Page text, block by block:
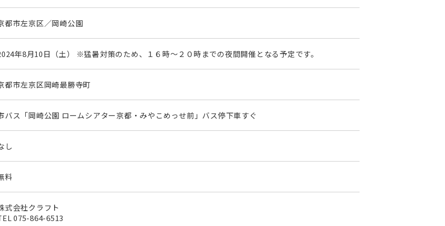
都市左京区／岡崎公園
年8月10日（土） ※猛暑対策のため、１６時～２０時までの夜間開催となる予定です。
都市左京区岡崎最勝寺町
バス「岡崎公園 ロームシアター京都・みやこめっせ前」バス停下車すぐ
し
料
式会社クラフト
075-864-6513